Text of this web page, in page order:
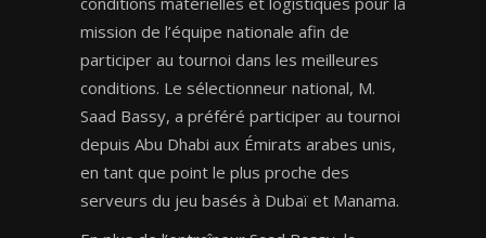
mission de l’équipe nationale afin de
participer au tournoi dans les meilleures
conditions. Le sélectionneur national, M.
Saad Bassy, a préféré participer au tournoi
depuis Abu Dhabi aux Émirats arabes unis,
en tant que point le plus proche des
serveurs du jeu basés à Dubaï et Manama.